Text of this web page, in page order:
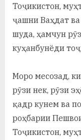
Тоҷикистон,
ҷашни Ваҳдат
шуда, ҳамчун
куҳанбунёди
Моро месозад,
рӯзи нек, рӯзи
қадр кунем ва
роҳбарии
Тоҷикистон,